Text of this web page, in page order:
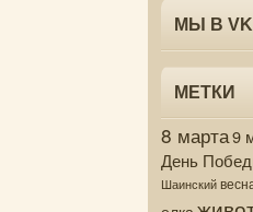
МЫ В VK
МЕТКИ
8 марта9
День
Шаинский